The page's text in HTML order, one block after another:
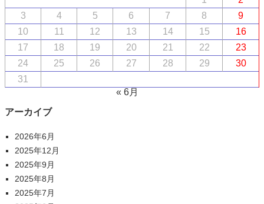
3
4 5 6 7 8
9
10
11 12 13 14 15
16
17
18 19 20 21 22
23
24
25 26 27 28 29
30
31
« 6月
アーカイブ
2026年6月
2025年12月
2025年9月
2025年8月
2025年7月